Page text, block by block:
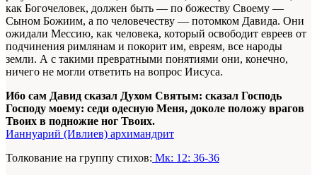
как Богочеловек, должен быть — по божеству Своему —
Сыном Божиим, а по человечеству — потомком Давида. Они
ожидали Мессию, как человека, который освободит евреев от
подчинения римлянам и покорит им, евреям, все народы
земли. А с такими превратными понятиями они, конечно,
ничего не могли ответить на вопрос Иисуса.
Ибо сам Давид сказал Духом Святым: сказал Господь
Господу моему: седи одесную Меня, доколе положу врагов
Твоих в подножие ног Твоих.
Ианнуарий (Ивлиев) архимандрит
Толкование на группу стихов: Мк: 12: 36-36